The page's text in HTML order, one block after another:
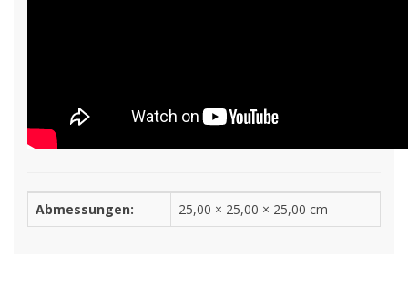
Abmessungen: 25,00 × 25,00 × 25,00 cm